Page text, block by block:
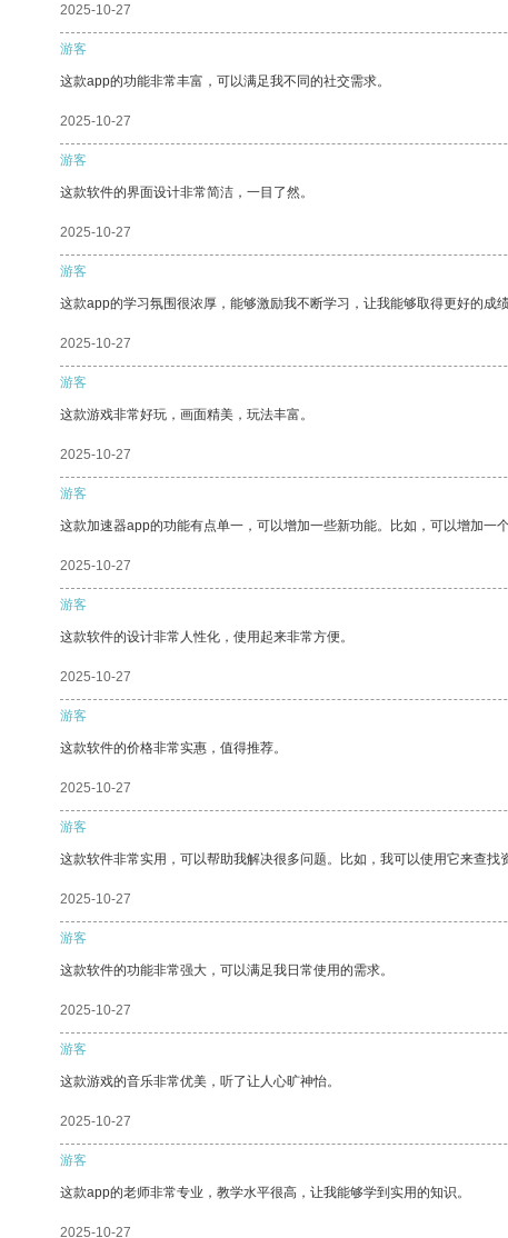
2025-10-27
游客
这款app的功能非常丰富，可以满足我不同的社交需求。
2025-10-27
游客
这款软件的界面设计非常简洁，一目了然。
2025-10-27
游客
这款app的学习氛围很浓厚，能够激励我不断学习，让我能够取得更好的成绩
2025-10-27
游客
这款游戏非常好玩，画面精美，玩法丰富。
2025-10-27
游客
这款加速器app的功能有点单一，可以增加一些新功能。比如，可以增加一
2025-10-27
游客
这款软件的设计非常人性化，使用起来非常方便。
2025-10-27
游客
这款软件的价格非常实惠，值得推荐。
2025-10-27
游客
这款软件非常实用，可以帮助我解决很多问题。比如，我可以使用它来查找
2025-10-27
游客
这款软件的功能非常强大，可以满足我日常使用的需求。
2025-10-27
游客
这款游戏的音乐非常优美，听了让人心旷神怡。
2025-10-27
游客
这款app的老师非常专业，教学水平很高，让我能够学到实用的知识。
2025-10-27